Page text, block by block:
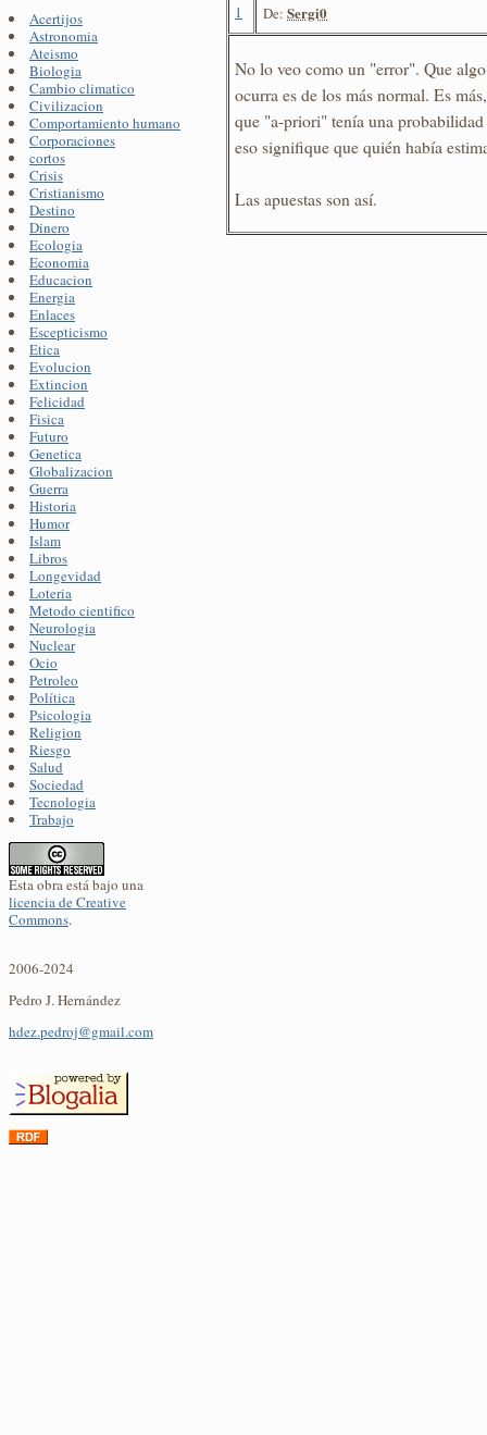
Acertijos
Astronomia
Ateismo
Biologia
Cambio climatico
Civilizacion
Comportamiento humano
Corporaciones
cortos
Crisis
Cristianismo
Destino
Dinero
Ecologia
Economia
Educacion
Energia
Enlaces
Escepticismo
Etica
Evolucion
Extincion
Felicidad
Fisica
Futuro
Genetica
Globalizacion
Guerra
Historia
Humor
Islam
Libros
Longevidad
Loteria
Metodo cientifico
Neurologia
Nuclear
Ocio
Petroleo
Política
Psicologia
Religion
Riesgo
Salud
Sociedad
Tecnologia
Trabajo
Esta obra está bajo una
licencia de Creative
Commons.
2006-2024
Pedro J. Hernández
hdez.pedroj@gmail.com
1 De: Sergi0
No lo veo como un "error". Que
ocurra es de los más normal. Es
que "a-priori" tenía una
eso signifique que quién había
Las apuestas son así.